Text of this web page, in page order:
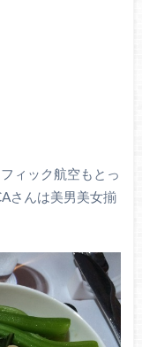
ィック航空もとっ
さんは美男美女揃